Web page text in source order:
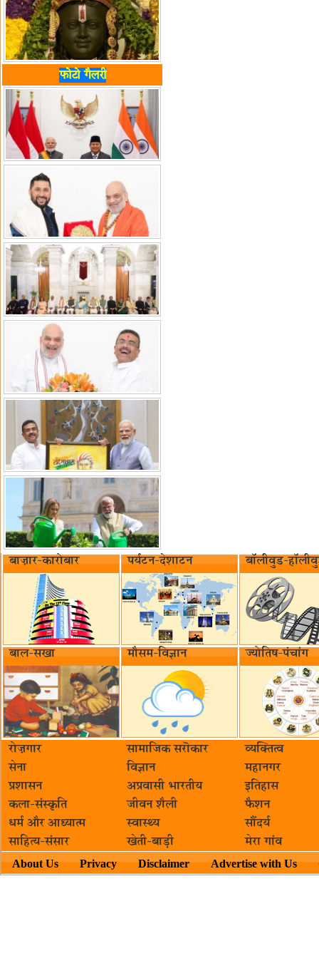
फोटो गैलरी
बाज़ार-कारोबार पर्यटन-देशाटन बॉलीवुड-
बाल-सखा मौसम-विज्ञान ज्योतिष-पंचांग
रोज़गार सामाजिक सरॊकार‌
व्यक्तित्व
सेना
विज्ञान
महानगर
प्रशासन
अप्रवासी भारतीय
इतिहास
कला-संस्कृति
जीवन शैली
फैशन
धर्म और आध्यात्म
स्वास्थ्य
सौंदर्य
साहित्य-संसार
खेती-बाड़ी मेरा गांव
About Us Privacy Disclaimer Advertise with Us